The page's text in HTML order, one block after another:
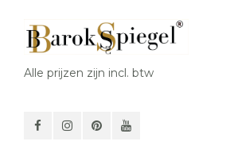
Alle prijzen zijn incl. btw